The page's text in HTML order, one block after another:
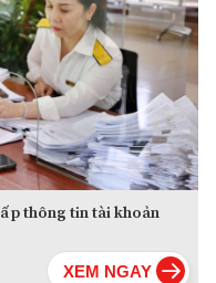
thông tin tài khoản